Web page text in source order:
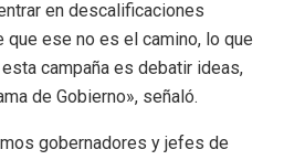
en descalificaciones
ese no es el camino, lo que
campaña es debatir ideas,
de Gobierno», señaló.
gobernadores y jefes de